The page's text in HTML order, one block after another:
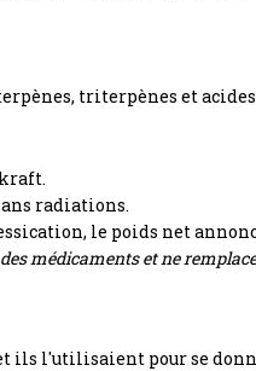
triterpènes et
radiations.
le poids net
médicaments et ne
ils l'utilisaient pour se